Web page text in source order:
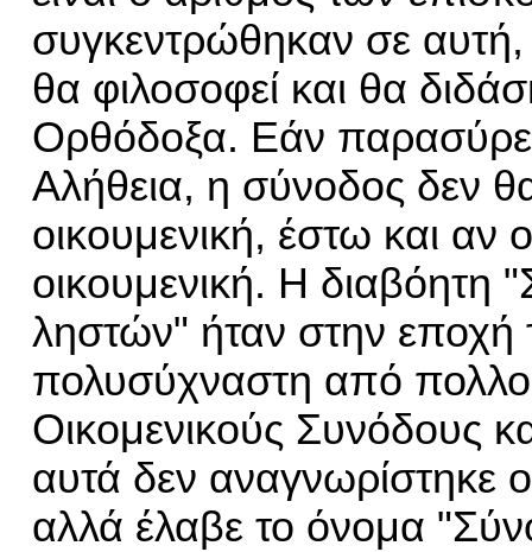
συγκεντρώθηκαν σε αυτή
θα φιλοσοφεί και θα
Ορθόδοξα. Εάν
Αλήθεια, η σύνοδος δεν
οικουμενική, έστω και αν
οικουμενική. Η διαβόητη
ληστών" ήταν στην εποχή
πολυσύχναστη από
Οικομενικούς Συνόδους
αυτά δεν αναγνωρίστηκε
αλλά έλαβε το όνομα